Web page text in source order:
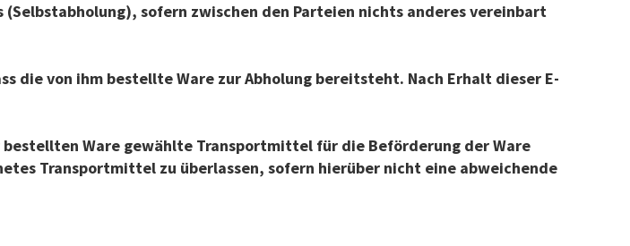
sofern zwischen den Parteien nichts anderes vereinbart
die von ihm bestellte Ware zur Abholung bereitsteht. Nach Erhalt dieser E-
Ware gewählte Transportmittel für die Beförderung der Ware
Transportmittel zu überlassen, sofern hierüber nicht eine abweichende